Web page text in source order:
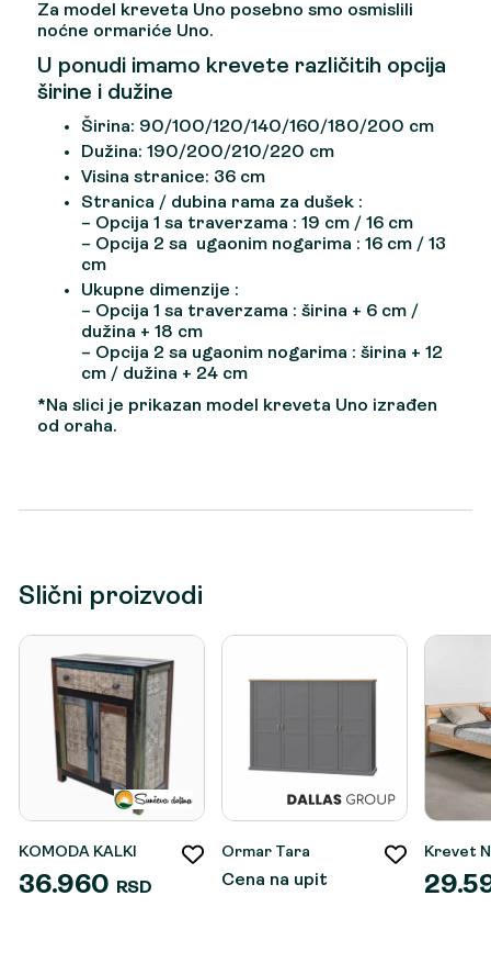
Za model kreveta Uno posebno smo osmislili
noćne ormariće Uno.
U ponudi imamo krevete različitih opcija
širine i dužine
Širina: 90/100/120/140/160/180/200 cm
Dužina: 190/200/210/220 cm
Visina stranice: 36 cm
Stranica / dubina rama za dušek :
– Opcija 1 sa traverzama : 19 cm / 16 cm
– Opcija 2 sa ugaonim nogarima : 16 cm / 13
cm
Ukupne dimenzije :
– Opcija 1 sa traverzama : širina + 6 cm /
dužina + 18 cm
– Opcija 2 sa ugaonim nogarima : širina + 12
cm / dužina + 24 cm
*Na slici je prikazan model kreveta Uno izrađen
od oraha.
Slični proizvodi
KOMODA KALKI
36.960 RSD
Ormar Tara
Cena na upit
Krevet